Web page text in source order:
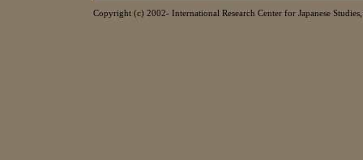
Copyright (c) 2002- International Research Center for Japanese